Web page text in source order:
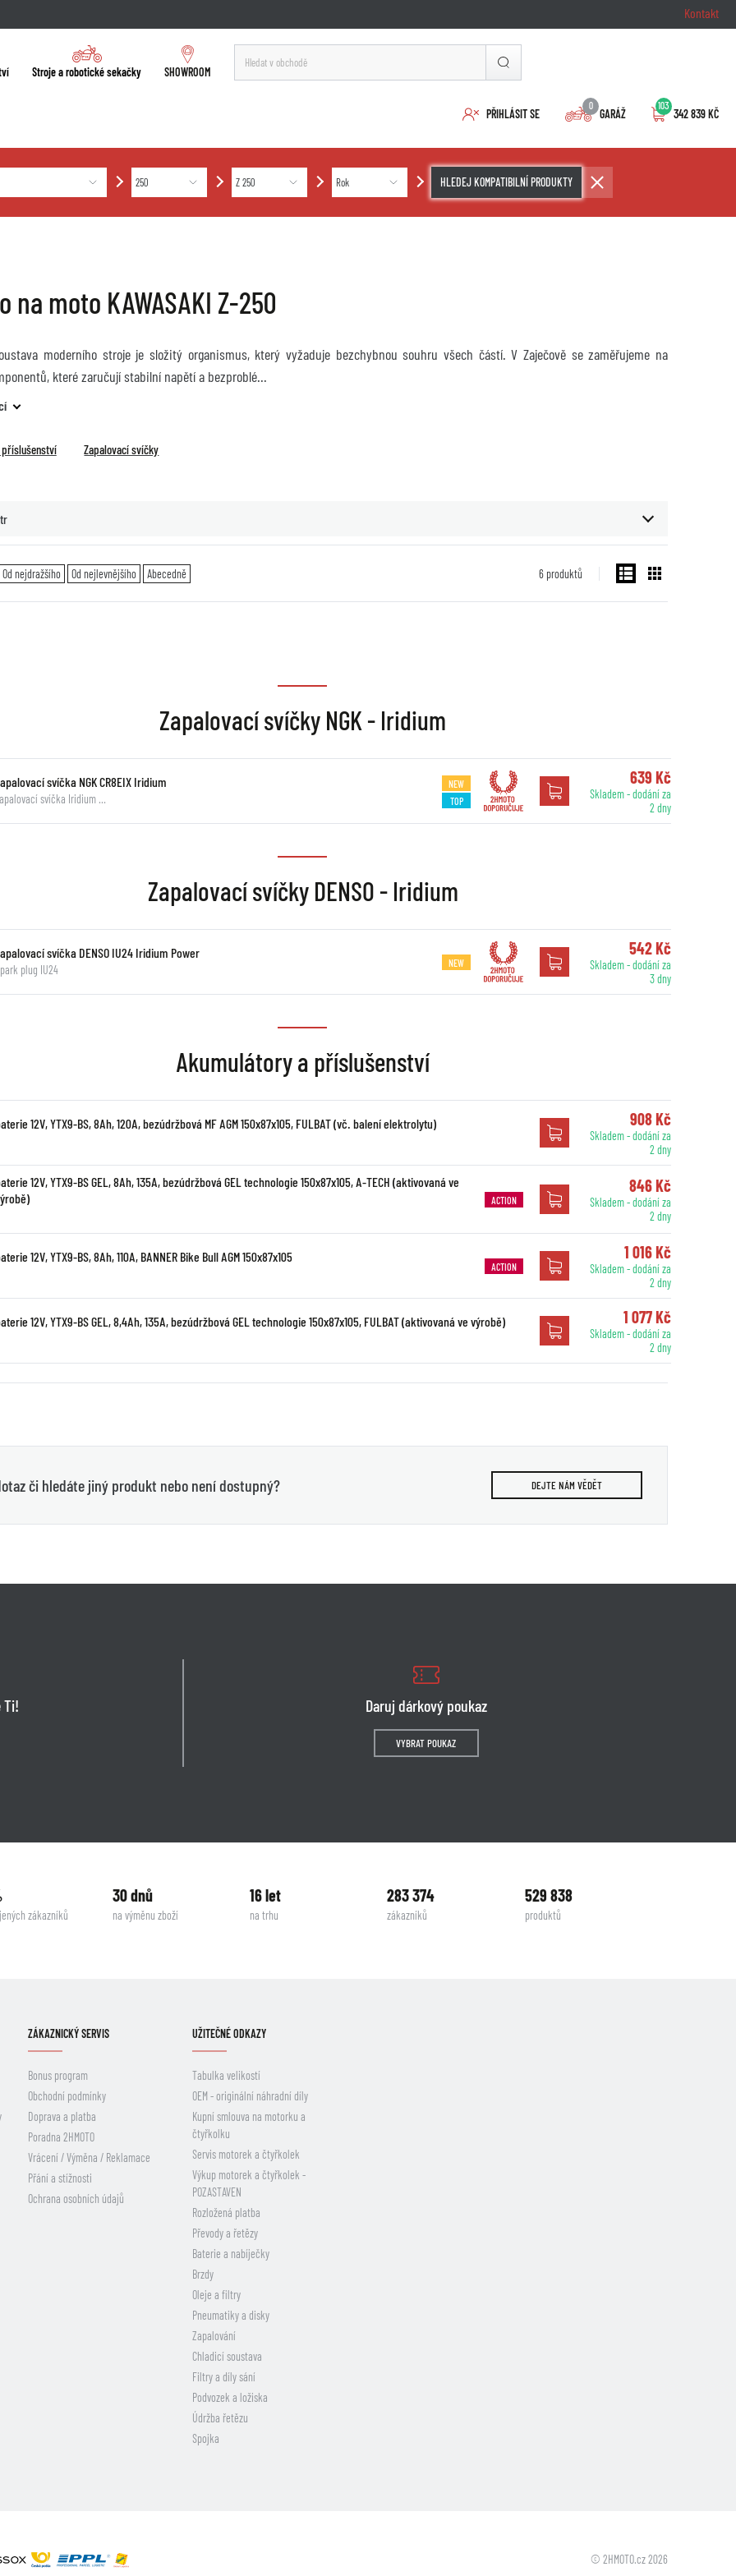
Kontakt
Stroje a robotické sekačky SHOWROOM
PŘIHLÁSIT SE
0
GARÁŽ
103
342 839 KČ
HLEDEJ KOMPATIBILNÍ PRODUKTY
na moto KAWASAKI Z-250
moderního stroje je složitý organismus, který vyžaduje bezchybnou souhru všech částí. V Zaječově se zaměřujeme na
které zaručují stabilní napětí a bezproblé
Zapalovací svíčky
6 produktů
Od nejdražšího Od nejlevnějšího Abecedně
Zapalovací svíčky NGK - Iridium
svíčka NGK CR8EIX Iridium
svíčka Iridium …
NEW
TOP
639 Kč
Skladem - dodání za
2 dny
Zapalovací svíčky DENSO - Iridium
svíčka DENSO IU24 Iridium Power
plug IU24 NEW
542 Kč
Skladem - dodání za
3 dny
Akumulátory a příslušenství
12V, YTX9-BS, 8Ah, 120A, bezúdržbová MF AGM 150x87x105, FULBAT (vč. balení elektrolytu) 908 Kč
Skladem - dodání za
2 dny
12V, YTX9-BS GEL, 8Ah, 135A, bezúdržbová GEL technologie 150x87x105, A-TECH (aktivovaná ve
ACTION
846 Kč
Skladem - dodání za
2 dny
12V, YTX9-BS, 8Ah, 110A, BANNER Bike Bull AGM 150x87x105
ACTION
1 016 Kč
Skladem - dodání za
2 dny
12V, YTX9-BS GEL, 8,4Ah, 135A, bezúdržbová GEL technologie 150x87x105, FULBAT (aktivovaná ve výrobě) 1 077 Kč
Skladem - dodání za
2 dny
či hledáte jiný produkt nebo není dostupný? DEJTE NÁM VĚDĚT
Ti! Daruj dárkový poukaz
VYBRAT POUKAZ
zákazníků
30 dnů
na výměnu zboží
16 let
na trhu
283 374
zákazníků
529 838
produktů
ZÁKAZNICKÝ SERVIS
Bonus program
Obchodní podmínky
Doprava a platba
Poradna 2HMOTO
Vrácení / Výměna / Reklamace
Přání a stížnosti
Ochrana osobních údajů
UŽITEČNÉ ODKAZY
Tabulka velikostí
OEM - originální náhradní díly
Kupní smlouva na motorku a
čtyřkolku
Servis motorek a čtyřkolek
Výkup motorek a čtyřkolek -
POZASTAVEN
Rozložená platba
Převody a řetězy
Baterie a nabíječky
Brzdy
Oleje a filtry
Pneumatiky a disky
Zapalování
Chladicí soustava
Filtry a díly sání
Podvozek a ložiska
Údržba řetězu
Spojka
© 2HMOTO.cz 2026